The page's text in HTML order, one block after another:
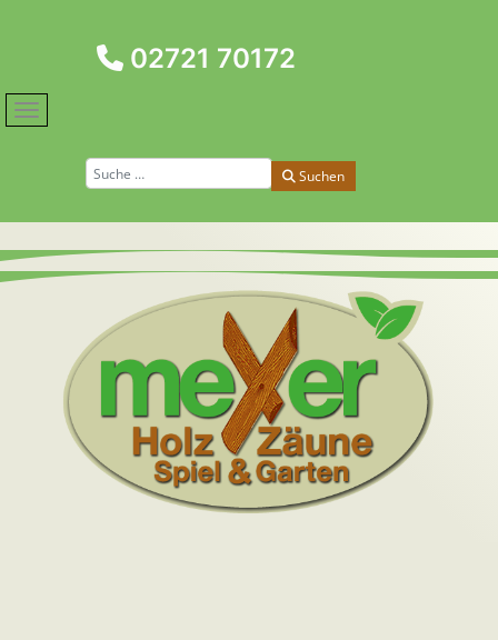
Suchen Suchen
02721 70172